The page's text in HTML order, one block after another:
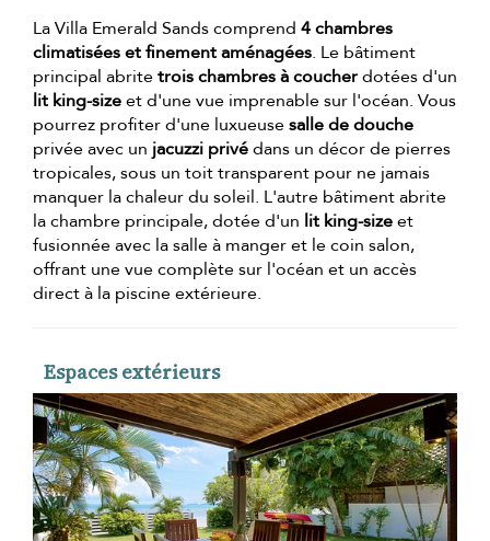
La Villa Emerald Sands comprend 4 chambres
climatisées et finement aménagées. Le bâtiment
principal abritetrois chambres à coucherdotées d'un
lit king-sizeet d'une vue imprenable sur l'océan. Vous
pourrez profiter d'une luxueusesalle de douche
privée avec un jacuzzi privédans un décor de pierres
tropicales, sous un toit transparent pour ne jamais
manquer la chaleur du soleil. L'autre bâtiment abrite
la chambre principale, dotée d'un lit king-sizeet
fusionnée avec la salle à manger et le coin salon,
offrant une vue complète sur l'océan et un accès
direct à la piscine extérieure.
Espaces extérieurs